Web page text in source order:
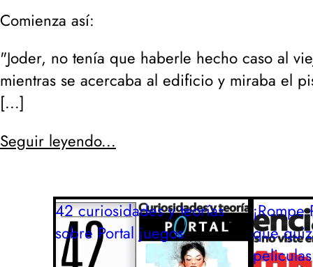
Comienza así:
"Joder, no tenía que haberle hecho caso al
mientras se acercaba al edificio y miraba el
[...]
Seguir leyendo...
42 curiosidades y teorías
sobre Portal juegos
que
peliculas